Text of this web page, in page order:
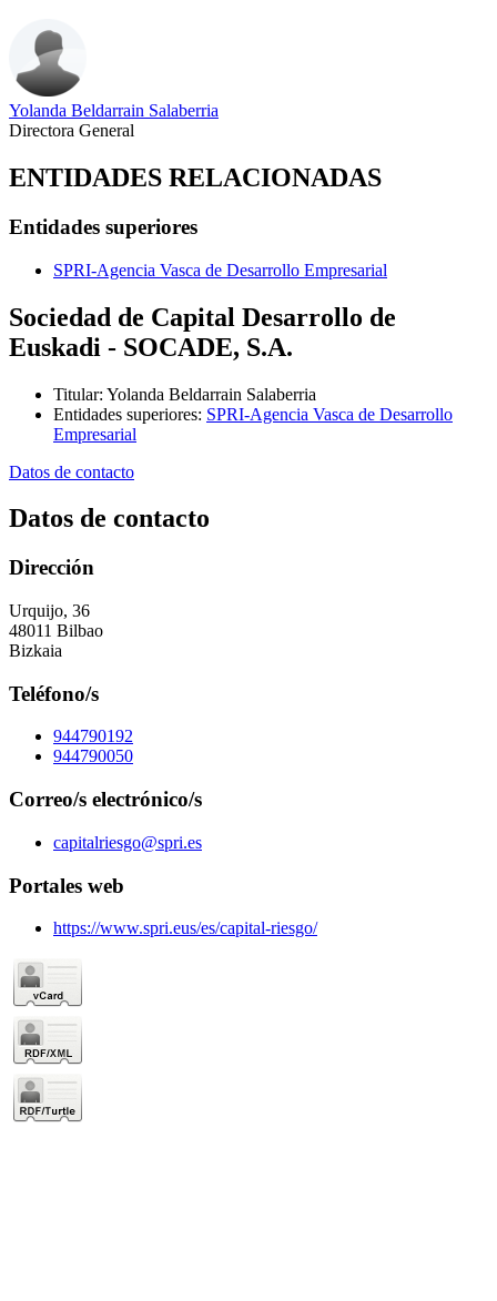
Yolanda Beldarrain Salaberria
Directora General
ENTIDADES RELACIONADAS
Entidades superiores
SPRI-Agencia Vasca de Desarrollo Empresarial
Sociedad de Capital Desarrollo de
Euskadi - SOCADE, S.A.
Titular: Yolanda Beldarrain Salaberria
Entidades superiores: SPRI-Agencia Vasca de Desarrollo
Empresarial
Datos de contacto
Datos de contacto
Dirección
Urquijo, 36
48011 Bilbao
Bizkaia
Teléfono/s
944790192
944790050
Correo/s electrónico/s
capitalriesgo@spri.es
Portales web
https://www.spri.eus/es/capital-riesgo/